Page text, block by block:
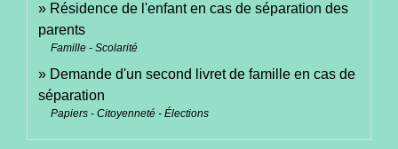
Résidence de l'enfant en cas de séparation des
parents
Famille - Scolarité
Demande d'un second livret de famille en cas de
séparation
Papiers - Citoyenneté - Élections